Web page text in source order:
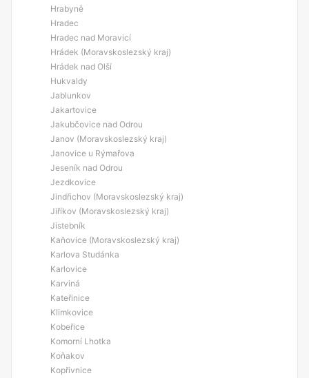
Hrabyně
Hradec
Hradec nad Moravicí
Hrádek (Moravskoslezský kraj)
Hrádek nad Olší
Hukvaldy
Jablunkov
Jakartovice
Jakubčovice nad Odrou
Janov (Moravskoslezský kraj)
Janovice u Rýmařova
Jeseník nad Odrou
Jezdkovice
Jindřichov (Moravskoslezský kraj)
Jiříkov (Moravskoslezský kraj)
Jistebník
Kaňovice (Moravskoslezský kraj)
Karlova Studánka
Karlovice
Karviná
Kateřinice
Klimkovice
Kobeřice
Komorní Lhotka
Koňakov
Kopřivnice